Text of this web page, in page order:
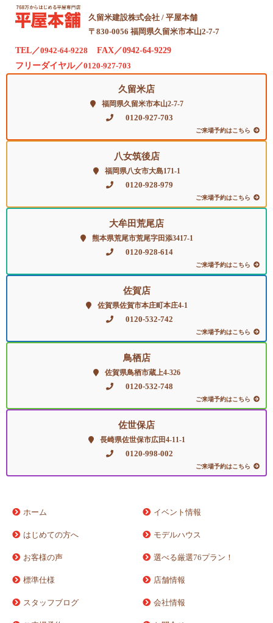
久留米建設株式会社 / 平屋本舗
〒830-0056 福岡県久留米市本山2-7-7
TEL／0942-64-9228
FAX／0942-64-9229
フリーダイヤル／0120-927-703
久留米店
福岡県久留米市本山2-7-7
0120-927-703
ご来場予約はこちら
八女筑後店
福岡県八女市大島171-1
0120-928-979
ご来場予約はこちら
大牟田荒尾店
熊本県荒尾市荒尾字田添3417-1
0120-928-614
ご来場予約はこちら
佐賀店
佐賀県佐賀市本庄町本庄4-1
0120-532-742
ご来場予約はこちら
鳥栖店
佐賀県鳥栖市蔵上4-326
0120-532-748
ご来場予約はこちら
佐世保店
長崎県佐世保市広田4-11-1
0120-998-002
ご来場予約はこちら
ホーム イベント情報
はじめての方へ モデルハウス
お客様の声 選べる厳選76プラン！
標準仕様 店舗情報
スタッフブログ 会社情報